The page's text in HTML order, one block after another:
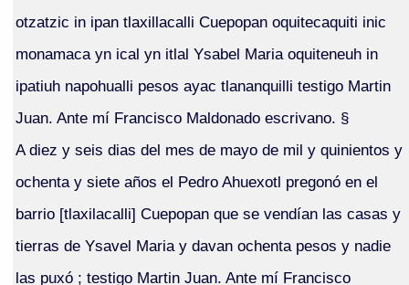
otzatzic in ipan tlaxillacalli Cuepopan oquitecaquiti inic
monamaca yn ical yn itlal Ysabel Maria oquiteneuh in
ipatiuh napohualli pesos ayac tlananquilli testigo Martin
Juan. Ante mí Francisco Maldonado escrivano. §
A diez y seis dias del mes de mayo de mil y quinientos y
ochenta y siete años el Pedro Ahuexotl pregonó en el
barrio [tlaxilacalli] Cuepopan que se vendían las casas y
tierras de Ysavel Maria y davan ochenta pesos y nadie
las puxó ; testigo Martin Juan. Ante mí Francisco